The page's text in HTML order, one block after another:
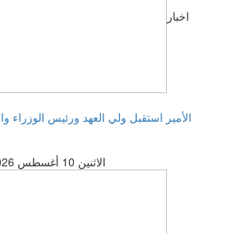
اخبار
الأمير استقبل ولي العهد ورئيس الوزراء
الاثنين 10 أغسطس 2026 04:40 صباحاً